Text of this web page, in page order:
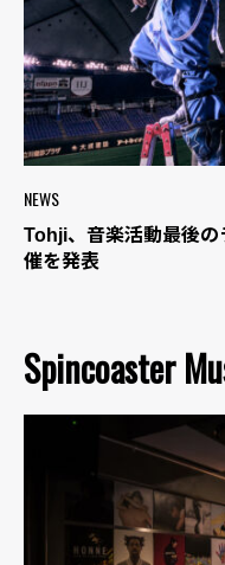
NEWS
Tohji、音楽活動最後の
催を発表
Spincoaster